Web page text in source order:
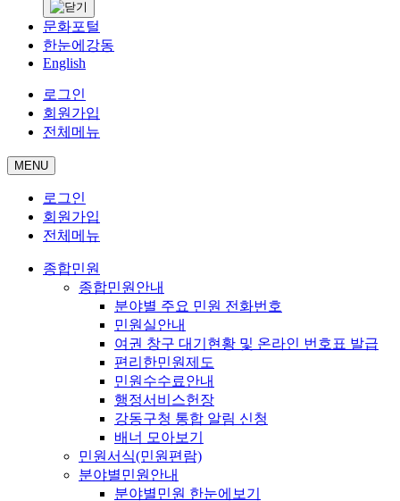
문화포털
한눈에강동
English
로그인
회원가입
전체메뉴
MENU
로그인
회원가입
전체메뉴
종합민원
종합민원안내
분야별 주요 민원 전화번호
민원실안내
여권 창구 대기현황 및 온라인 번호표 발급
편리한민원제도
민원수수료안내
행정서비스헌장
강동구청 통합 알림 신청
배너 모아보기
민원서식(민원편람)
분야별민원안내
분야별민원 한눈에보기